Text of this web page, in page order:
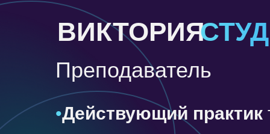
ВИКТОРИЯ
Преподаватель
•Действующий практик